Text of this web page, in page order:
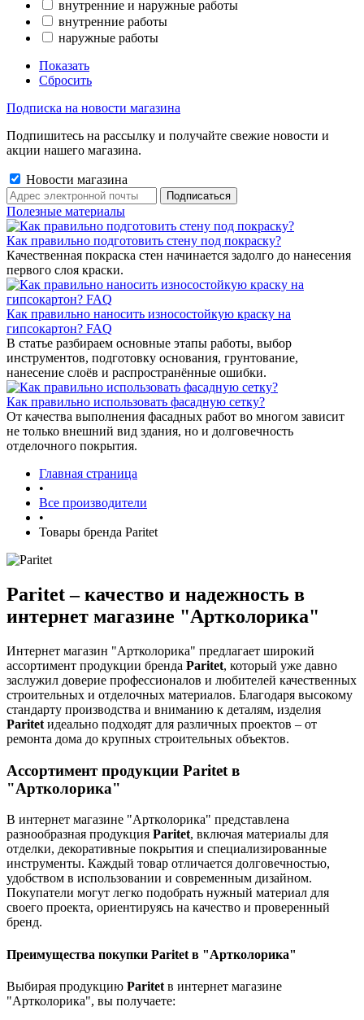
внутренние и наружные работы
внутренние работы
наружные работы
Показать
Сбросить
Подписка на новости магазина
Подпишитесь на рассылку и получайте свежие новости и
акции нашего магазина.
Новости магазина
Полезные материалы
Как правильно подготовить стену под покраску?
Качественная покраска стен начинается задолго до нанесения
первого слоя краски.
Как правильно наносить износостойкую краску на
гипсокартон? FAQ
В статье разбираем основные этапы работы, выбор
инструментов, подготовку основания, грунтование,
нанесение слоёв и распространённые ошибки.
Как правильно использовать фасадную сетку?
От качества выполнения фасадных работ во многом зависит
не только внешний вид здания, но и долговечность
отделочного покрытия.
Главная страница
•
Все производители
•
Товары бренда Paritet
Paritet – качество и надежность в
интернет магазине "Артколорика"
Интернет магазин "Артколорика" предлагает широкий
ассортимент продукции бренда Paritet, который уже давно
заслужил доверие профессионалов и любителей качественных
строительных и отделочных материалов. Благодаря высокому
стандарту производства и вниманию к деталям, изделия
Paritet идеально подходят для различных проектов – от
ремонта дома до крупных строительных объектов.
Ассортимент продукции Paritet в
"Артколорика"
В интернет магазине "Артколорика" представлена
разнообразная продукция Paritet, включая материалы для
отделки, декоративные покрытия и специализированные
инструменты. Каждый товар отличается долговечностью,
удобством в использовании и современным дизайном.
Покупатели могут легко подобрать нужный материал для
своего проекта, ориентируясь на качество и проверенный
бренд.
Преимущества покупки Paritet в "Артколорика"
Выбирая продукцию Paritet в интернет магазине
"Артколорика", вы получаете: